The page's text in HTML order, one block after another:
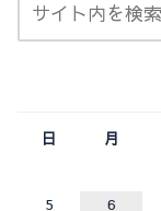
日 月
5
6